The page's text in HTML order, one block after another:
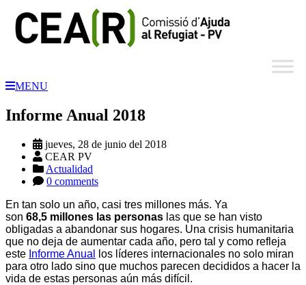
MENU
Informe Anual 2018
jueves, 28 de junio del 2018
CEAR PV
Actualidad
0 comments
En tan solo un año, casi tres millones más. Ya
son 68,5 millones las personas las que se han visto
obligadas a abandonar sus hogares. Una crisis humanitaria
que no deja de aumentar cada año, pero tal y como refleja
este Informe Anual
los líderes internacionales no solo miran
para otro lado sino que muchos parecen decididos a hacer la
vida de estas personas aún más difícil.